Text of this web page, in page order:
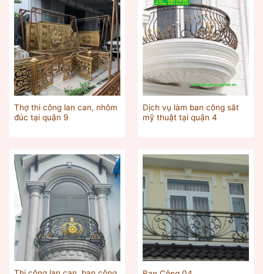
Thợ thi công lan can, nhôm
đúc tại quận 9
Dịch vụ làm ban công sắt
mỹ thuật tại quận 4